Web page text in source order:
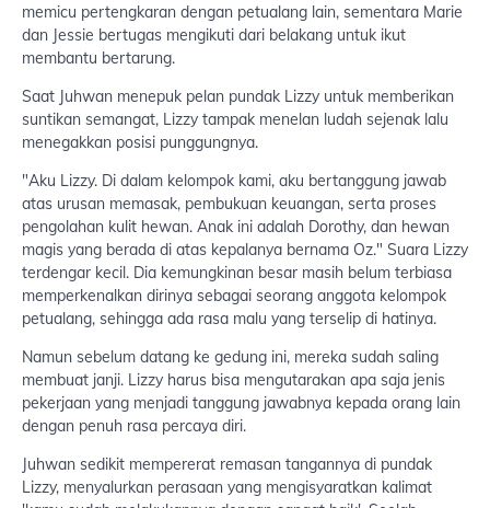
memicu pertengkaran dengan petualang lain, sementara Marie
dan Jessie bertugas mengikuti dari belakang untuk ikut
membantu bertarung.
Saat Juhwan menepuk pelan pundak Lizzy untuk memberikan
suntikan semangat, Lizzy tampak menelan ludah sejenak lalu
menegakkan posisi punggungnya.
"Aku Lizzy. Di dalam kelompok kami, aku bertanggung jawab
atas urusan memasak, pembukuan keuangan, serta proses
pengolahan kulit hewan. Anak ini adalah Dorothy, dan hewan
magis yang berada di atas kepalanya bernama Oz." Suara Lizzy
terdengar kecil. Dia kemungkinan besar masih belum terbiasa
memperkenalkan dirinya sebagai seorang anggota kelompok
petualang, sehingga ada rasa malu yang terselip di hatinya.
Namun sebelum datang ke gedung ini, mereka sudah saling
membuat janji. Lizzy harus bisa mengutarakan apa saja jenis
pekerjaan yang menjadi tanggung jawabnya kepada orang lain
dengan penuh rasa percaya diri.
Juhwan sedikit mempererat remasan tangannya di pundak
Lizzy, menyalurkan perasaan yang mengisyaratkan kalimat